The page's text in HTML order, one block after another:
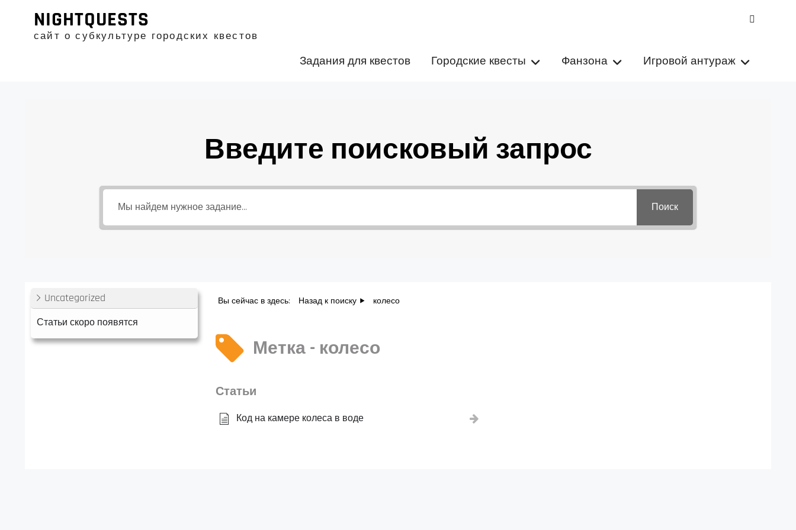
содержимому
NIGHTQUESTS
сайт о субкультуре городских квестов
Задания для квестов Городские квесты Фанзона Игровой антураж
Введите поисковый запрос
Поиск
Uncategorized
Статьи скоро появятся
Вы сейчас в здесь: Назад к поиску колесо
Метка - колесо
Статьи
Код на камере колеса в воде